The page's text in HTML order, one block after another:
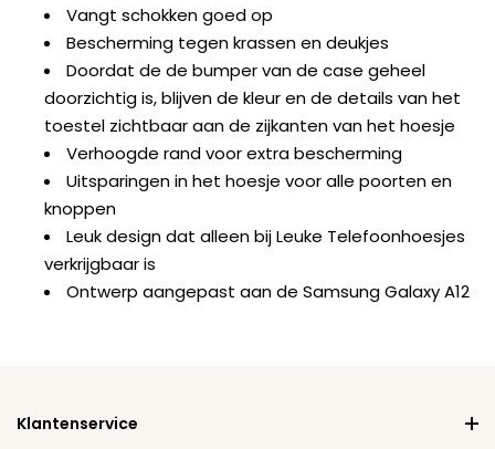
Vangt schokken goed op
Bescherming tegen krassen en deukjes
Doordat de de bumper van de case geheel
doorzichtig is, blijven de kleur en de details van het
toestel zichtbaar aan de zijkanten van het hoesje
Verhoogde rand voor extra bescherming
Uitsparingen in het hoesje voor alle poorten en
knoppen
Leuk design dat alleen bij Leuke Telefoonhoesjes
verkrijgbaar is
Ontwerp aangepast aan de Samsung Galaxy A12
Klantenservice